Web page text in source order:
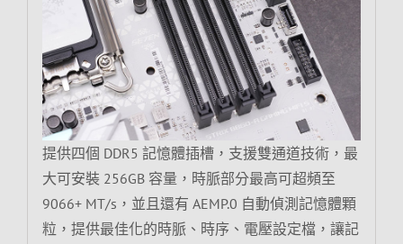
提供四個 DDR5 記憶體插槽，支援雙通道技術，最
大可安裝 256GB 容量，時脈部分最高可超頻至
9066+ MT/s，並且還有 AEMP.0 自動偵測記憶體顆
粒，提供最佳化的時脈、時序、電壓設定檔，讓記